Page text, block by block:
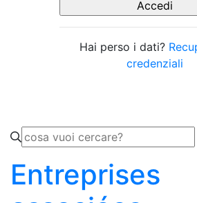
Hai perso i dati?
credenziali
Entreprises